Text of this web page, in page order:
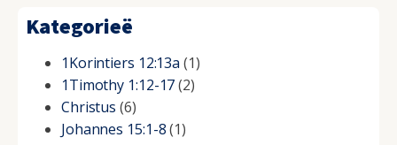
Kategorieë
1Korintiers 12:13a (1)
1Timothy 1:12-17(2)
Christus (6)
Johannes 15:1-8(1)